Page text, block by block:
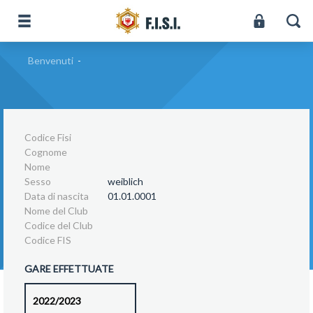
Benvenuti -
Codice Fisi
Cognome
Nome
Sesso
weiblich
Data di nascita
01.01.0001
Nome del Club
Codice del Club
Codice FIS
GARE EFFETTUATE